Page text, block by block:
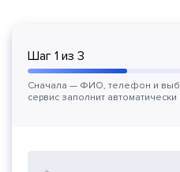
Шаг 1 из 3
Сначала — ФИО, телефон и
сервис заполнит автоматически